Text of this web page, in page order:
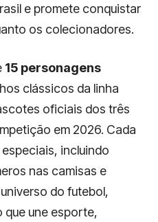
e promete conquistar
os colecionadores.
15 personagens
clássicos da linha
oficiais dos três
em 2026. Cada
incluindo
nas camisas e
do futebol,
que une esporte,